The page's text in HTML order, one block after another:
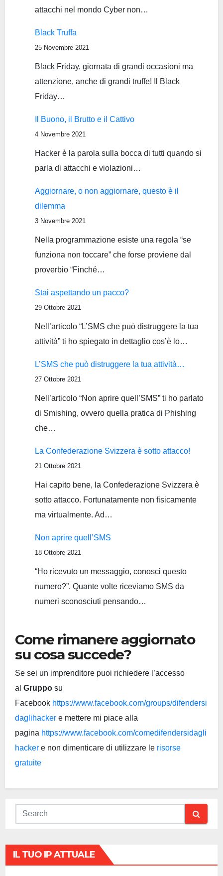
attacchi nel mondo Cyber non…
Black Truffa
25 Novembre 2021
Black Friday, giornata di grandi occasioni ma
attenzione, anche di grandi truffe! Il Black
Friday…
Il Buono, il Brutto e il Cattivo
4 Novembre 2021
Hacker è la parola sulla bocca di tutti quando si
parla di attacchi e violazioni…
Aggiornare, o non aggiornare, questo è il
dilemma
3 Novembre 2021
Nella programmazione esiste una regola “se
funziona non toccare” che forse proviene dal
proverbio “Finché…
Stai aspettando un pacco?
29 Ottobre 2021
Nell’articolo “L’SMS che può distruggere la tua
attività” ti ho spiegato in dettaglio cos’è lo…
L’SMS che può distruggere la tua attività…
27 Ottobre 2021
Nell’articolo “Non aprire quell’SMS” ti ho parlato
di Smishing, ovvero quella pratica di Phishing
che…
La Confederazione Svizzera è sotto attacco!
21 Ottobre 2021
Hai capito bene, la Confederazione Svizzera è
sotto attacco. Fortunatamente non fisicamente
ma virtualmente. Ad…
Non aprire quell’SMS
18 Ottobre 2021
“Ho ricevuto un messaggio, conosci questo
numero?”. Quante volte riceviamo SMS da
numeri sconosciuti pensando…
Come rimanere aggiornato
su cosa succede?
Se sei un imprenditore puoi richiedere l’accesso
al Gruppo su
Facebook https://www.facebook.com/groups/difendersi
daglihacker e mettere mi piace alla
pagina https://www.facebook.com/comedifendersidagli
hacker e non dimenticare di utilizzare le risorse
gratuite
IL TUO IP ATTUALE